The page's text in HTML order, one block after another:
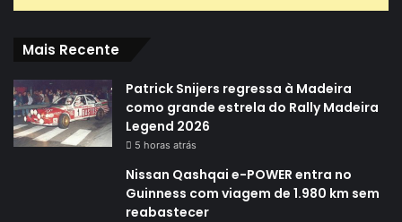
Mais Recente
Patrick Snijers regressa à Madeira
como grande estrela do Rally Madeira
Legend 2026
5 horas atrás
Nissan Qashqai e-POWER entra no
Guinness com viagem de 1.980 km sem
reabastecer